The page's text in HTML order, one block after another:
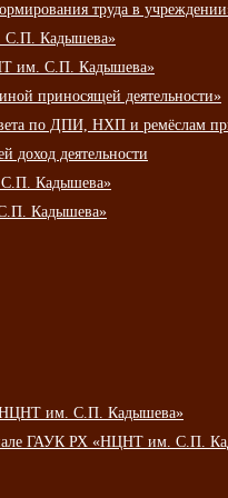
труда в
Кадышева»
им. С.П. Кадышева»
приносящей деятельности»
по ДПИ, НХП и ремёслам
доход деятельности
С.П. Кадышева»
Кадышева»
«НЦНТ им. С.П. Кадышева»
ГАУК РХ «НЦНТ им. С.П.